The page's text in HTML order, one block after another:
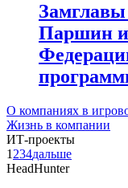
Паршин
О компаниях в
Жизнь в компании
ИТ-проекты
1 234дальше
HeadHunter